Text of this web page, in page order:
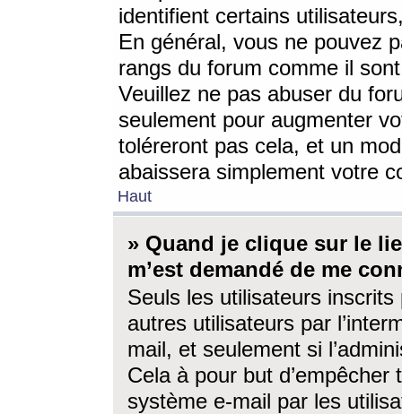
identifient certains
En général, vous ne pouvez
rangs du forum comme il
Veuillez ne pas abuser du
seulement pour augmenter
toléreront pas cela, et un
abaissera simplement votre
Haut
» Quand je clique sur le
m’est demandé de me
Seuls les utilisateurs
autres utilisateurs par
mail, et seulement si
Cela à pour but
système e-mail par les